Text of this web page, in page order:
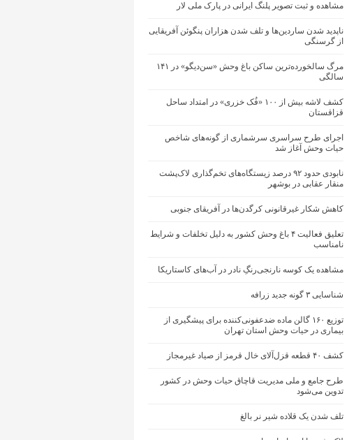
مشاهده و ثبت تصویر پلنگ ایرانی در پارک ملی لار
ناپدید شدن ساردین‌ها و تلف شدن هزاران پنگوئن آفریقایی
از گرسنگی
مرگ سالخورده‌ترین ساکن باغ وحش «سن‌دیگو» در ۱۴۱
سالگی
کشف لاشه بیش از ۱۰۰ «فُک خزری» در امتداد ساحل
قزاقستان
اجرای طرح سراسری سرشماری از گونه‌های شاخص
حیات‌ وحش آغاز شد
نابودی حدود ۹۲ درصد زیستگاه‌های تخم‌گذاری لاک‌پشت
منقار عقابی در بوشهر
کاهش شکار غیرقانونی کرگدن‌ها در آفریقای جنوبی
تعلیق فعالیت ۴ باغ‌ وحش کشور به دلیل تخلفات و شرایط
نامناسب
مشاهده یک کوسه نارنجی‌رنگِ نادر در آب‌های کاستاریکا
شناسایی ۳ گونه جدید زرافه
توزیع ۱۶۰ گالن ماده ضدعفونی‌کننده برای پیشگیری از
بیماری در حیات وحش استان تهران
کشف ۴۰ قطعه قزل‌آلای خال ‌قرمز از صیاد غیرمجاز
طرح جامع و ملی مدیریت قاچاق حیات وحش در کشور
تدوین می‌شود
تلف شدن یک قلاده شیر نر بالغ